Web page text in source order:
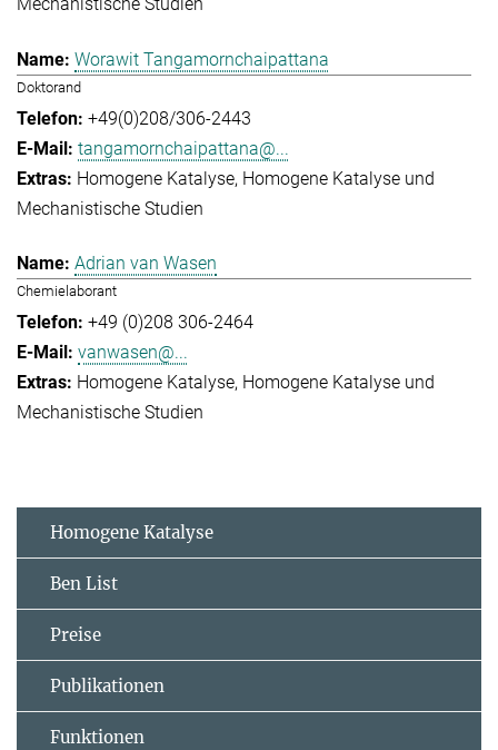
Mechanistische Studien
Worawit Tangamornchaipattana
Doktorand
+49(0)208/306-2443
tangamornchaipattana@...
Homogene Katalyse Homogene Katalyse und
Mechanistische Studien
Adrian van Wasen
Chemielaborant
+49 (0)208 306-2464
vanwasen@...
Homogene Katalyse Homogene Katalyse und
Mechanistische Studien
Homogene Katalyse
Ben List
Preise
Publikationen
Funktionen